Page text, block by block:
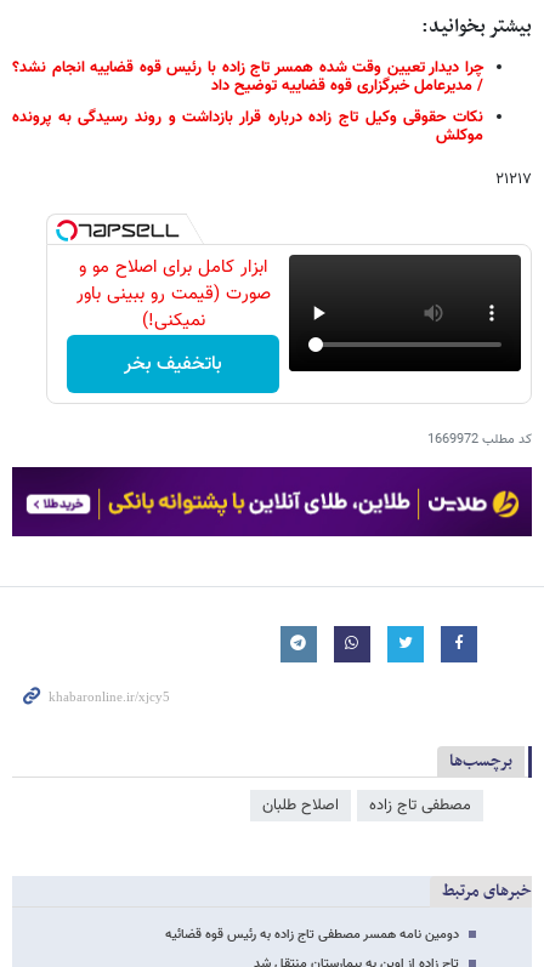
بیشتر بخوانید:
چرا دیدار تعیین وقت شده همسر تاج زاده با رئیس قوه قضاییه انجام نشد؟
/ مدیرعامل خبرگزاری قوه قضاییه توضیح داد
نکات حقوقی وکیل تاج زاده درباره قرار بازداشت و روند رسیدگی به پرونده
موکلش
۲۱۲۱۷
ابزار کامل برای اصلاح مو و
صورت (قیمت رو ببینی باور
نمیکنی!)
باتخفیف بخر
کد مطلب1669972
برچسب‌ها
مصطفی تاج زاده اصلاح طلبان
خبرهای مرتبط
دومین نامه همسر مصطفی تاج زاده به رئیس قوه قضائیه